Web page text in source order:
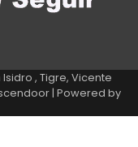
, Tigre, Vicente
| Powered by